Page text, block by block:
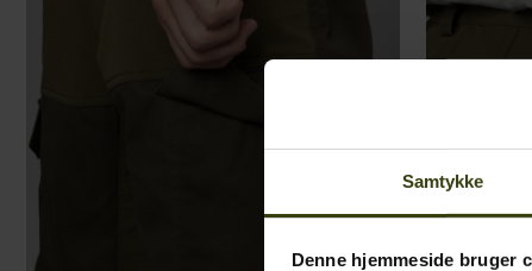
Samtykke
Denne hjemmeside bruger